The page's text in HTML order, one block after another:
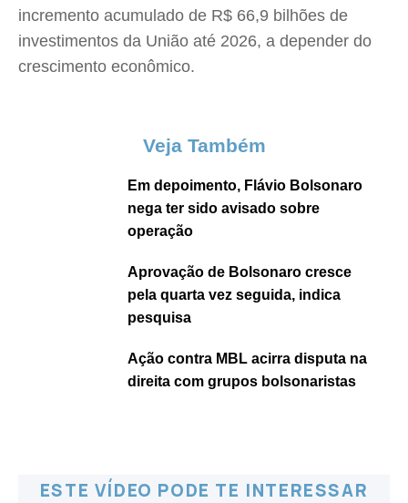
incremento acumulado de R$ 66,9 bilhões de
investimentos da União até 2026, a depender do
crescimento econômico.
Veja Também
Em depoimento, Flávio Bolsonaro
nega ter sido avisado sobre
operação
Aprovação de Bolsonaro cresce
pela quarta vez seguida, indica
pesquisa
Ação contra MBL acirra disputa na
direita com grupos bolsonaristas
ESTE VÍDEO PODE TE INTERESSAR